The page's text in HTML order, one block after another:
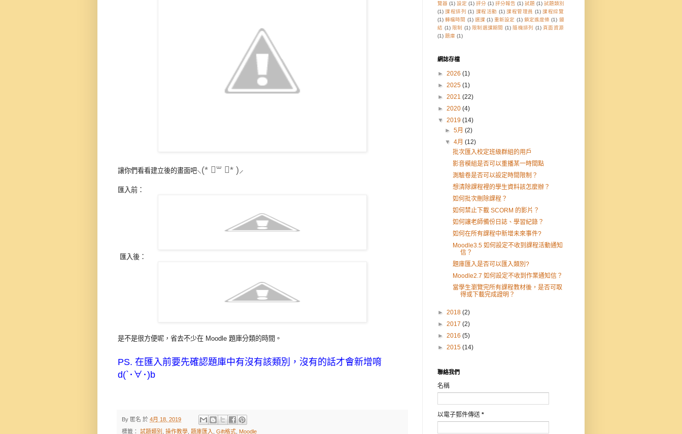
讓你們看看建立後的畫面吧⸜(* ॑꒳ ॑* )⸝
匯入前：
匯入後：
是不是很方便呢，省去不少在 Moodle 題庫分類的時間。
PS. 在匯入前要先確認題庫中有沒有該類別，沒有的話才會新增唷
d(`･∀･)b
By 匿名 於 4月 18, 2019
標籤： 試題類別 , 操作教學, 題庫匯入, Gift格式, Moodle
覽器 (1) 設定 (1) 評分 (1) 評分報告 (1) 試題 (1) 試題類別
(1) 課程排列 (1) 課程活動 (1) 課程管理員 (1) 課程綜覽
(1) 轉檔時間 (1) 選課 (1) 重新設定 (1) 鎖定進度條 (1) 鏈
結 (1) 限制 (1) 限制選課期間 (1) 隨機排列 (1) 頁面資源
(1) 題庫 (1)
網誌存檔
► 2026 (1)
► 2025 (1)
► 2021 (22)
► 2020 (4)
▼ 2019 (14)
►5月(2)
▼4月(12)
批次匯入校定班級群組的用戶
影音模組是否可以重播某一時間點
測驗卷是否可以設定時間限制？
想清除課程裡的學生資料該怎麼辦？
如何批次刪除課程？
如何禁止下載 SCORM 的影片？
如何讓老師備份日誌、學習紀錄？
如何在所有課程中新增未來事件?
Moodle3.5 如何設定不收到課程活動通知
信？
題庫匯入是否可以匯入類別?
Moodle2.7 如何設定不收到作業通知信？
當學生瀏覽完所有課程教材後，是否可取
得或下載完成證明？
► 2018 (2)
► 2017 (2)
► 2016 (5)
► 2015 (14)
聯絡我們
名稱
以電子郵件傳送 *